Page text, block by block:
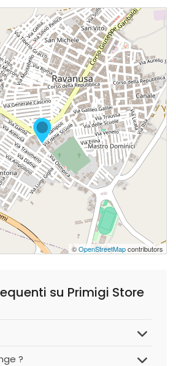
©OpenStreetMapcontributors
su Primigi Store
?